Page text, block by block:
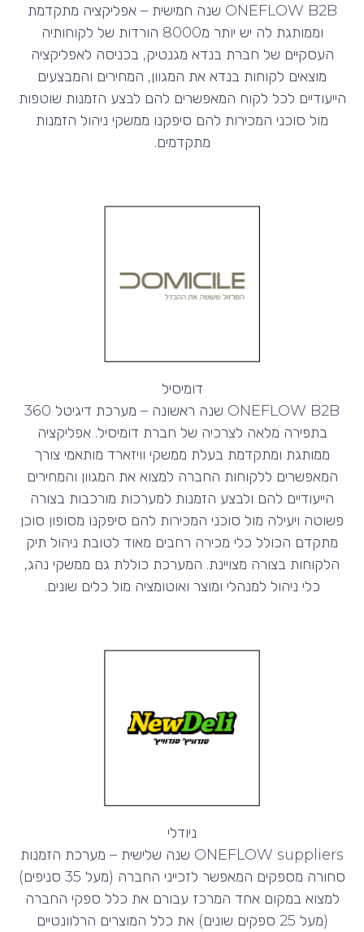
ONEFLOW B2B שנה חמישית – אפליקציה מתקדמת
וממותגת לה יש יותר מ8000 הורדות של לקוחותיה
העסקיים של חברת בנדא מגנטיק, בכניסה לאפליקציה
מוצאים לקוחות בנדא את המגוון, המחירים והמבצעים
הייעודיים לכל לקוח המאפשרים להם לבצע הזמנות שוטפות
מול סוכני המכירות להם סיפקנו ממשקי ניהול הזמנות
מתקדמים.
דומיסיל
ONEFLOW B2B שנה ראשונה – מערכת דיגיטל 360
בתפירה מלאה לצרכיה של חברת דומיסיל. אפליקציה
ממותגת ומתקדמת בעלת ממשקי וויזארד מותאמי צורך
המאפשרים ללקוחות החברה למצוא את המגוון והמחירים
הייעודיים להם ולבצע הזמנות למערכות מורכבות בצורה
פשוטה ויעילה מול סוכני המכירות להם סיפקנו מסופון סוכן
מתקדם הכולל כלי מכירה רחבים מאוד לטובת ניהול תיק
הלקוחות בצורה מצויינת. המערכת כוללת גם ממשקי נהג,
כלי ניהול למנהלי ומוצר ואוטומציה מול כלים שונים.
ניודלי
ONEFLOW suppliers שנה שלישית – מערכת הזמנות
סחורה מספקים המאפשר לזכייני החברה (מעל 35 סניפים)
למצוא במקום אחד המרכז עבורם את כלל ספקי החברה
(מעל 25 ספקים שונים) את כלל המוצרים הרלוונטיים